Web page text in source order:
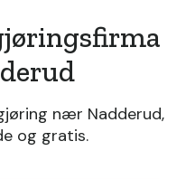
nær Nadderud,
og gratis.